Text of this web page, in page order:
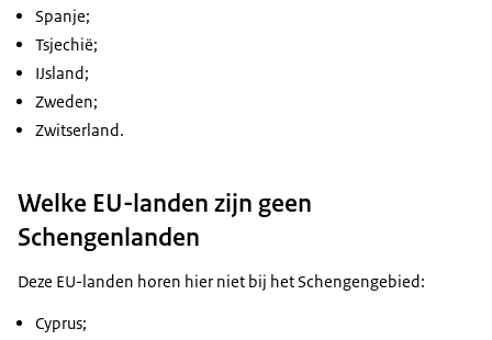
Spanje;
Tsjechië;
IJsland;
Zweden;
Zwitserland.
Welke EU-landen zijn geen
Schengenlanden
Deze EU-landen horen hier niet bij het Schengengebied:
Cyprus;